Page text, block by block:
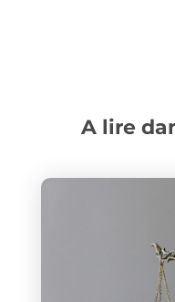
A lire